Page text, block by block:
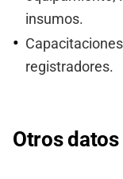
insumos.
registradores.
Otros datos